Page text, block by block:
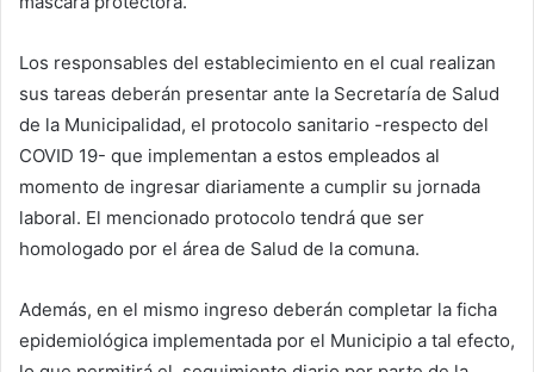
Los responsables del establecimiento en el cual realizan
sus tareas deberán presentar ante la Secretaría de Salud
de la Municipalidad, el protocolo sanitario -respecto del
COVID 19- que implementan a estos empleados al
momento de ingresar diariamente a cumplir su jornada
laboral. El mencionado protocolo tendrá que ser
homologado por el área de Salud de la comuna.
Además, en el mismo ingreso deberán completar la ficha
epidemiológica implementada por el Municipio a tal efecto,